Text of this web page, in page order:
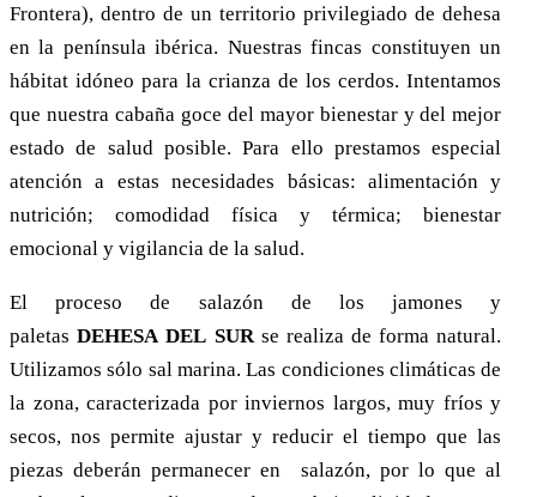
Frontera), dentro de un territorio privilegiado de dehesa
en la península ibérica. Nuestras fincas constituyen un
hábitat idóneo para la crianza de los cerdos. Intentamos
que nuestra cabaña goce del mayor bienestar y del mejor
estado de salud posible. Para ello prestamos especial
atención a estas necesidades básicas: alimentación y
nutrición; comodidad física y térmica; bienestar
emocional y vigilancia de la salud.
El proceso de salazón de los jamones y
paletasDEHESA DEL SUR se realiza de forma natural.
Utilizamos sólo sal marina. Las condiciones climáticas de
la zona, caracterizada por inviernos largos, muy fríos y
secos, nos permite ajustar y reducir el tiempo que las
piezas deberán permanecer en salazón, por lo que al